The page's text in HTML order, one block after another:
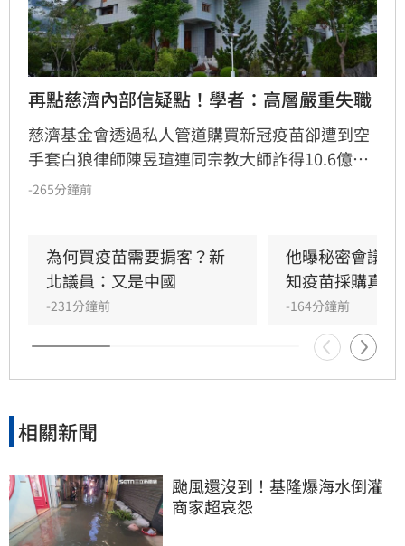
再點慈濟內部信疑點！學者：高層嚴重失職
慈濟基金會透過私人管道購買新冠疫苗卻遭到空
手套白狼律師陳昱瑄連同宗教大師詐得10.6億
元，案情曝光後引發社會熱議，紛紛質疑慈濟被
釋都暴露更多疑點，「慈濟的管理階層嚴重失
職」。他還指出其中一段關於疫苗採購價格的內
容根本不是事實，「我不知道為何慈濟高層能夠
-265分鐘前
為何買疫苗需要掮客？新
北議員：又是中國
-231分鐘前
他曝秘密會議
知疫苗採購真相
-164分鐘前
相關新聞
颱風還沒到！基隆爆海水倒灌
商家超哀怨